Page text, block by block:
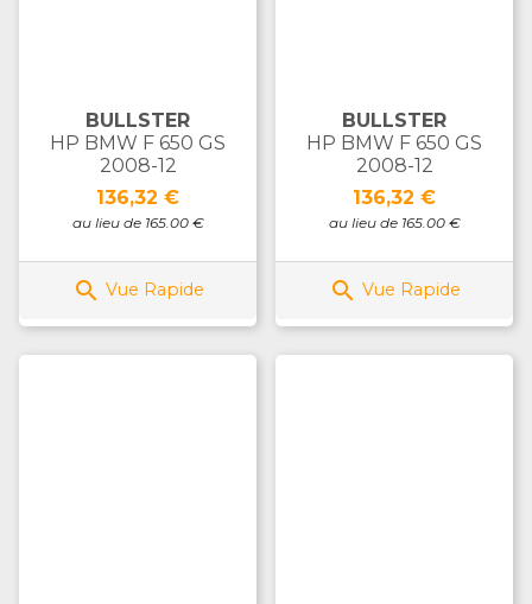
BULLSTER
HP BMW F 650 GS
2008-12
Prix
136,32 €
au lieu de 165.00 €
 Vue Rapide
BULLSTER
HP BMW F 650 GS
2008-12
Prix
136,32 €
au lieu de 165.00 €
 Vue Rapide